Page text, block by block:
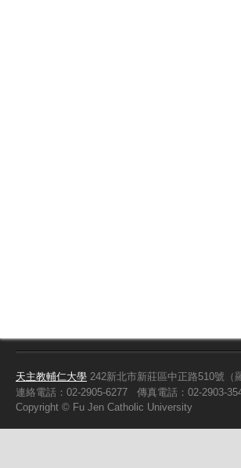
天主教輔仁大學 242新北市新莊區中正路510號（
連絡電話：02-2905-6277
傳真電話：02-2903-
Copyright © Fu Jen Catholic University